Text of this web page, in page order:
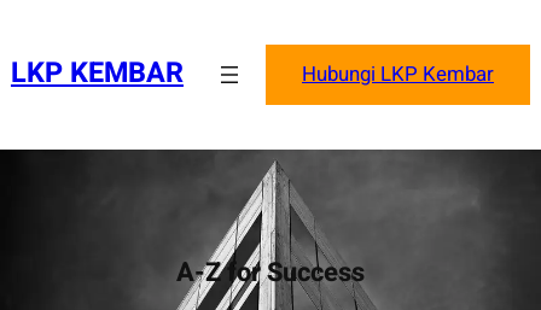
content
LKP KEMBAR Hubungi LKP Kembar
A-Z for Success